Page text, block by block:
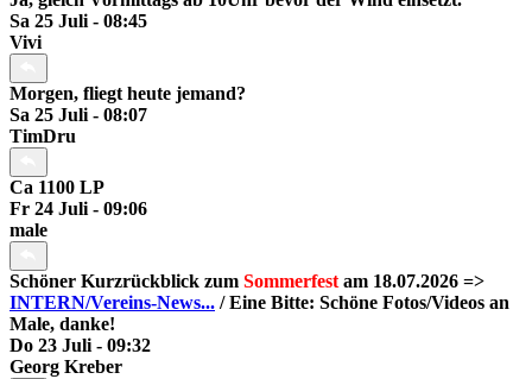
Sa 25 Juli - 08:45
Vivi
Morgen, fliegt heute jemand?
Sa 25 Juli - 08:07
TimDru
Ca 1100 LP
Fr 24 Juli - 09:06
male
Schöner Kurzrückblick zum Sommerfest am 18.07.2026 =>
INTERN/Vereins-News... / Eine Bitte: Schöne Fotos/Videos an
Male, danke!
Do 23 Juli - 09:32
Georg Kreber